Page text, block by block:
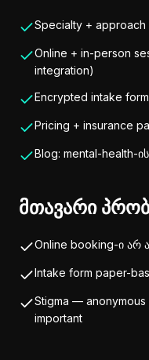
Specialty + approach
Online + in-person
integration)
Encrypted intake
Pricing + insurance
Blog: mental-health-
მთავარი
Online booking-ი არ
Intake form paper-
Stigma — anonymous
important